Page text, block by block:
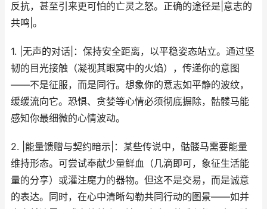
反抗，甚至引来更可怕的亡灵之怒。正确的途径是|意志的
共鸣|。
1. |无声的对话|：保持安全距离，以平稳姿态站立。通过坚
韧的目光接触（凝视其眼窝中的火焰），传递你的意图
——不是征服，而是同行。想象你的意志如平静的波纹，
缓缓流向它。恐惧、贪婪等心情必须彻底摒除，骷髅马能
感知你最细微的心情波动。
2. |能量馈赠与契约暗示|：某些传说中，骷髅马需要能量
维持形态。可尝试奉献少量鲜血（几滴即可，象征生活能
量的分享）或灌注魔力的器物。但这不是交易，而是诚意
的表达。同时，在心中清晰勾勒共同行动的图景——如并